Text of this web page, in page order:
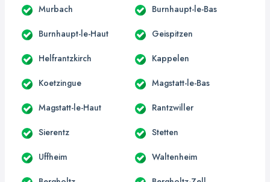
Murbach Burnhaupt-le-Bas
Burnhaupt-le-Haut Geispitzen
Helfrantzkirch Kappelen
Koetzingue Magstatt-le-Bas
Magstatt-le-Haut Rantzwiller
Sierentz Stetten
Uffheim Waltenheim